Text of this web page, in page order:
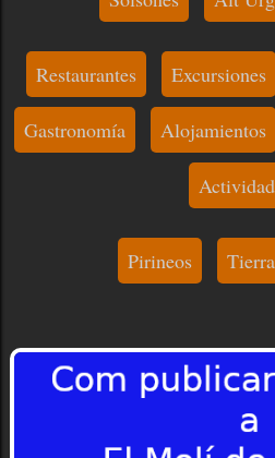
Restaurantes Excursiones
Gastronomía Alojamientos
Pirineos